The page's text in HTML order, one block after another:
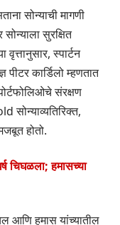
सोन्याची मागणी
सुरक्षित
स्पार्टन
कार्डिलो म्हणतात
संरक्षण
सोन्याव्यतिरिक्त,
होतो.
हमासच्या
आणि हमास यांच्यातील